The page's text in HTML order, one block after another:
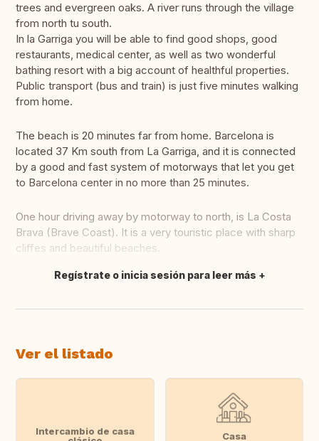
trees and evergreen oaks. A river runs through the village
from north tu south.
In la Garriga you will be able to find good shops, good
restaurants, medical center, as well as two wonderful
bathing resort with a big account of healthful properties.
Public transport (bus and train) is just five minutes walking
from home.
The beach is 20 minutes far from home. Barcelona is
located 37 Km south from La Garriga, and it is connected
by a good and fast system of motorways that let you get
to Barcelona center in no more than 25 minutes.
One hour driving away by motorway to north, is La Costa
Brava (Brave Coast). It is a very touristic place with sharp
cliffes and beautiful beaches.
Traducir
Regístrate o inicia sesión para leer más
Ver el listado
Intercambio de casa
Casa